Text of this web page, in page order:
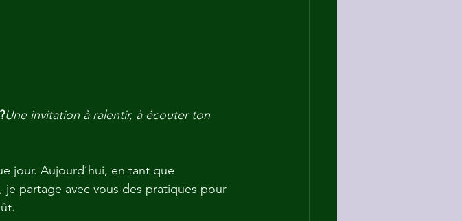
Une invitation à ralentir, à écouter ton
jour. Aujourd’hui, en tant que
je partage avec vous des pratiques pour